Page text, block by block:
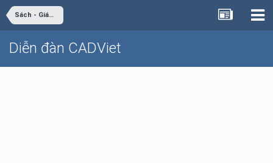
Sách - Giáo trình - Tài liệu
Diễn đàn CADViet